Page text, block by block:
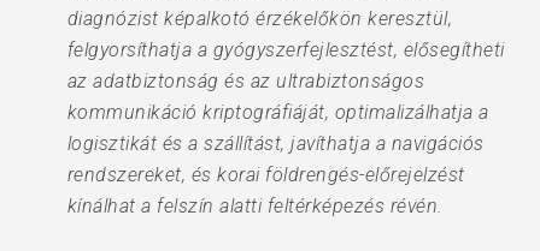
diagnózist képalkotó érzékelőkön keresztül,
felgyorsíthatja a gyógyszerfejlesztést, elősegítheti
az adatbiztonság és az ultrabiztonságos
kommunikáció kriptográfiáját, optimalizálhatja a
logisztikát és a szállítást, javíthatja a navigációs
rendszereket, és korai földrengés-előrejelzést
kínálhat a felszín alatti feltérképezés révén.